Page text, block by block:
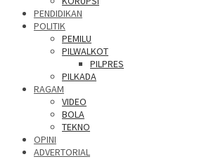
PENDIDIKAN
POLITIK
PEMILU
PILWALKOT
PILPRES
PILKADA
RAGAM
VIDEO
BOLA
TEKNO
OPINI
ADVERTORIAL